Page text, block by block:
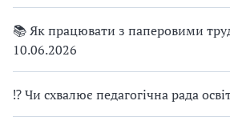
📚 Як працювати з паперовими
10.06.2026
⁉ Чи схвалює педагогічна рада